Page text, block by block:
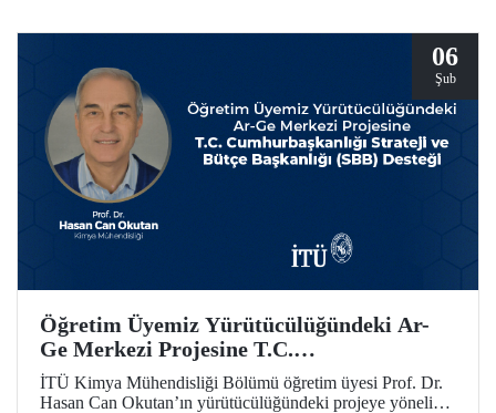
06
Şub
Öğretim Üyemiz Yürütücülüğündeki Ar-
Ge Merkezi Projesine T.C.
Cumhurbaşkanlığı Strateji ve Bütçe
Başkanlığı (SBB) Desteği
İTÜ Kimya Mühendisliği Bölümü öğretim üyesi Prof. Dr.
Hasan Can Okutan’ın yürütücülüğündeki projeye yönelik